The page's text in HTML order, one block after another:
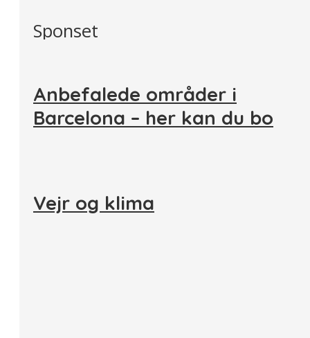
Sponset
Anbefalede områder i
Barcelona – her kan du bo
Vejr og klima